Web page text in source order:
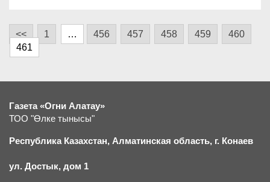
<< 1 … 456 457 458 459
460
461
Газета «Огни Алатау»
ТОО "Өлке тынысы"
Республика Казахстан, Алматинская область, г. Конаев
ул. Достык, дом 1